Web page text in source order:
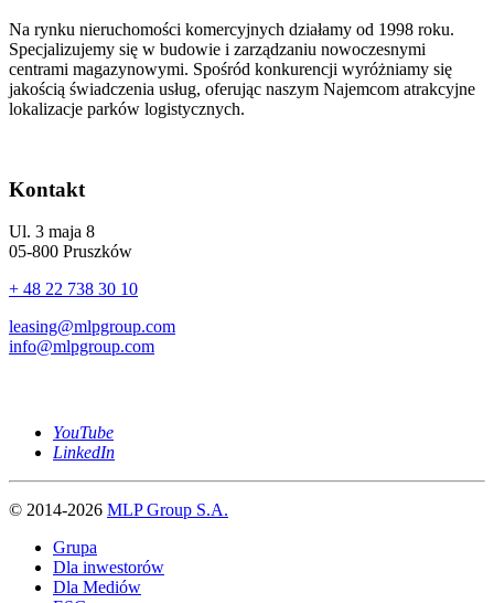
Na rynku nieruchomości komercyjnych działamy od 1998 roku.
Specjalizujemy się w budowie i zarządzaniu nowoczesnymi
centrami magazynowymi. Spośród konkurencji wyróżniamy się
jakością świadczenia usług, oferując naszym Najemcom atrakcyjne
lokalizacje parków logistycznych.
Kontakt
Ul. 3 maja 8
05-800 Pruszków
+ 48 22 738 30 10
leasing@mlpgroup.com
info@mlpgroup.com
YouTube
LinkedIn
© 2014-2026 MLP Group S.A.
Grupa
Dla inwestorów
Dla Mediów